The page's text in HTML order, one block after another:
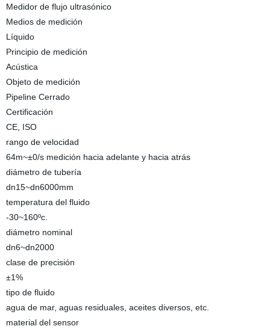
Medidor de flujo ultrasónico
Medios de medición
Líquido
Principio de medición
Acústica
Objeto de medición
Pipeline Cerrado
Certificación
CE, ISO
rango de velocidad
64m~±0/s medición hacia adelante y hacia atrás
diámetro de tubería
dn15~dn6000mm
temperatura del fluido
-30~160ºc.
diámetro nominal
dn6~dn2000
clase de precisión
±1%
tipo de fluido
agua de mar, aguas residuales, aceites diversos, etc.
material del sensor